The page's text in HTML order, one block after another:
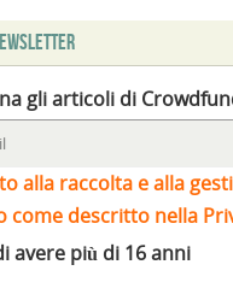
gli articoli di
alla raccolta e alla
come descritto nella
avere più di 16 anni